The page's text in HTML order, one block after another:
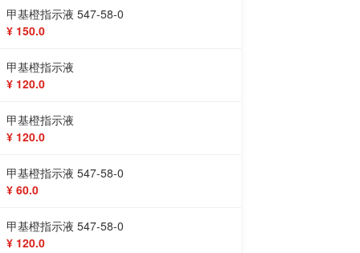
甲基橙指示液 547-58-0
¥ 150.0
甲基橙指示液
¥ 120.0
甲基橙指示液
¥ 120.0
甲基橙指示液 547-58-0
¥ 60.0
甲基橙指示液 547-58-0
¥ 120.0